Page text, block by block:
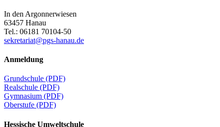
In den Argonnerwiesen
63457 Hanau
Tel.: 06181 70104-50
sekretariat@pgs-hanau.de
Anmeldung
Grundschule (PDF)
Realschule (PDF)
Gymnasium (PDF)
Oberstufe (PDF)
Hessische Umweltschule